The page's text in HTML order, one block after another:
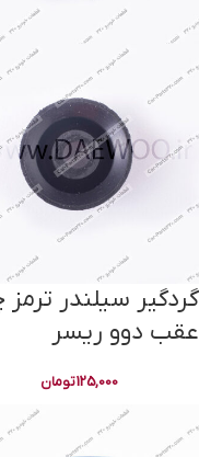
گردگیر سیلندر
عقب دوو ریسر
125,000تومان